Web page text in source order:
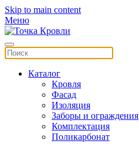
Skip to main content
Меню
Каталог
Кровля
Фасад
Изоляция
Заборы и ограждения
Комплектация
Поликарбонат